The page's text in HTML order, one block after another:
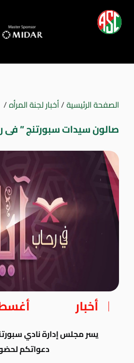
الصفحة الرئيسية/أخبار لجنة المرأه/
صالون سيدات سبورتنج ” فى
أخبار أغسطس
يسر مجلس إدارة نادي
دعواتكم